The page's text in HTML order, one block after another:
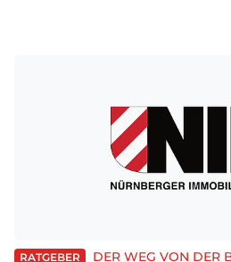
RATGEBER
DER WEG VON DER